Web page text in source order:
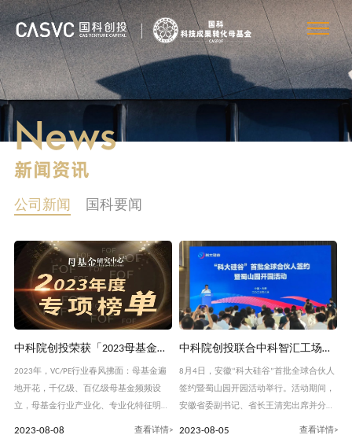
News
新闻资讯
公司新闻 国科要闻
中科院创投荣获「2023母基金研究中心专项榜单」多项大奖
2023年，VC/PE行业春风拂面：母基金遍
地开花，千亿级、百亿级母基金频频设
立，母基金行业产业化、专业化特征明
2023-08-08
中科院创投联合中科智汇工场成为安徽科大硅谷首批全球合伙人
8月4日，安徽“科大硅谷”首批全球合伙人
签约暨蜀山园开园活动举行。活动期间，
安徽省委副书记、省长王清宪出席并分别
2023-08-05